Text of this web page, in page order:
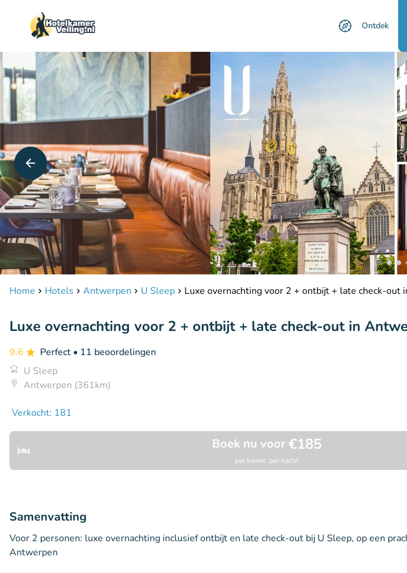
Ontdek
Home Hotels Antwerpen U Sleep Luxe overnachting voor 2 + ontbijt + late check-out
Luxe overnachting voor 2 + ontbijt + late check-out in
9.6 Perfect • 11 beoordelingen
U Sleep
Antwerpen (361km)
Verkocht: 181
Boek nu voor€185
per kamer, per nacht
Samenvatting
Voor 2 personen: luxe overnachting inclusief ontbijt en late check-out bij U Sleep, op een
Antwerpen